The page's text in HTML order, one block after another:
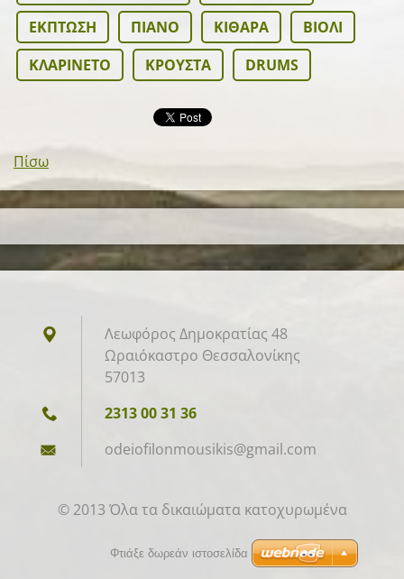
ΕΚΠΤΩΣΗ
ΠΙΑΝΟ ΚΙΘΑΡΑ
ΒΙΟΛΙ
ΚΛΑΡΙΝΕΤΟ
ΚΡΟΥΣΤΑ DRUMS
Πίσω
Λεωφόρος Δημοκρατίας 48
Ωραιόκαστρο Θεσσαλονίκης
57013
2313 00 31 36
odeiofilonmousikis@gmail.com
© 2013 Όλα τα δικαιώματα κατοχυρωμένα
Φτιάξε δωρεάν ιστοσελίδα